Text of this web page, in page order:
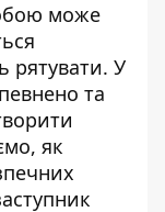
може
рятувати. У
та
як